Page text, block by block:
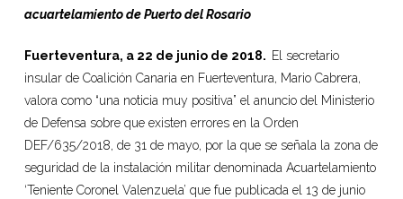
acuartelamiento de Puerto del Rosario
Fuerteventura, a 22 de junio de 2018. El secretario
insular de Coalición Canaria en Fuerteventura, Mario Cabrera,
valora como “una noticia muy positiva” el anuncio del Ministerio
de Defensa sobre que existen errores en la Orden
DEF/635/2018, de 31 de mayo, por la que se señala la zona de
seguridad de la instalación militar denominada Acuartelamiento
‘Teniente Coronel Valenzuela’ que fue publicada el 13 de junio